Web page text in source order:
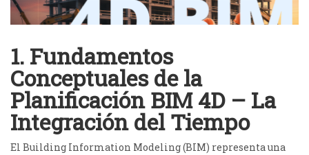
1. Fundamentos
Conceptuales de la
Planificación BIM 4D – La
Integración del Tiempo
El Building Information Modeling (BIM) representa una